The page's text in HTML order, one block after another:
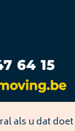
als u dat doet